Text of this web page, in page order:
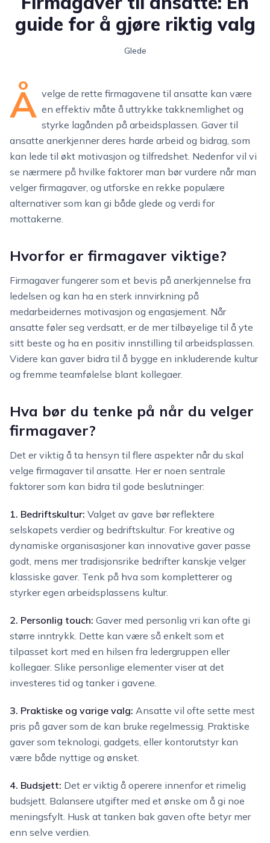
guide for å gjøre riktig valg
Glede
Å velge de rette firmagavene til ansatte kan være
en effektiv måte å uttrykke takknemlighet og
styrke lagånden på arbeidsplassen. Gaver til
ansatte anerkjenner deres harde arbeid og bidrag, som
kan lede til økt motivasjon og tilfredshet. Nedenfor vil vi
se nærmere på hvilke faktorer man bør vurdere når man
velger firmagaver, og utforske en rekke populære
alternativer som kan gi både glede og verdi for
mottakerne.
Hvorfor er firmagaver viktige?
Firmagaver fungerer som et bevis på anerkjennelse fra
ledelsen og kan ha en sterk innvirkning på
medarbeidernes motivasjon og engasjement. Når
ansatte føler seg verdsatt, er de mer tilbøyelige til å yte
sitt beste og ha en positiv innstilling til arbeidsplassen.
Videre kan gaver bidra til å bygge en inkluderende kultur
og fremme teamfølelse blant kollegaer.
Hva bør du tenke på når du velger
firmagaver?
Det er viktig å ta hensyn til flere aspekter når du skal
velge firmagaver til ansatte. Her er noen sentrale
faktorer som kan bidra til gode beslutninger:
1. Bedriftskultur: Valget av gave bør reflektere
selskapets verdier og bedriftskultur. For kreative og
dynamiske organisasjoner kan innovative gaver passe
godt, mens mer tradisjonsrike bedrifter kanskje velger
klassiske gaver. Tenk på hva som kompletterer og
styrker egen arbeidsplassens kultur.
2. Personlig touch: Gaver med personlig vri kan ofte gi
større inntrykk. Dette kan være så enkelt som et
tilpasset kort med en hilsen fra ledergruppen eller
kollegaer. Slike personlige elementer viser at det
investeres tid og tanker i gavene.
3. Praktiske og varige valg: Ansatte vil ofte sette mest
pris på gaver som de kan bruke regelmessig. Praktiske
gaver som teknologi, gadgets, eller kontorutstyr kan
være både nyttige og ønsket.
4. Budsjett: Det er viktig å operere innenfor et rimelig
budsjett. Balansere utgifter med et ønske om å gi noe
meningsfylt. Husk at tanken bak gaven ofte betyr mer
enn selve verdien.